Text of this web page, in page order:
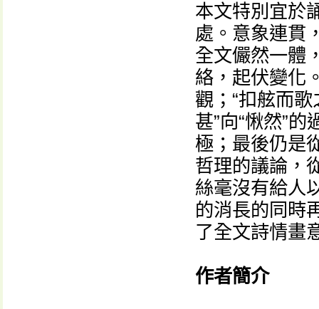
本文特別宜於
處。意象連貫
全文儼然一體
絡，起伏變化
觀；“扣舷而歌
甚”向“愀然”
極；最後仍是
哲理的議論，
絲毫沒有給人
的消長的同時
了全文詩情畫
作者簡介